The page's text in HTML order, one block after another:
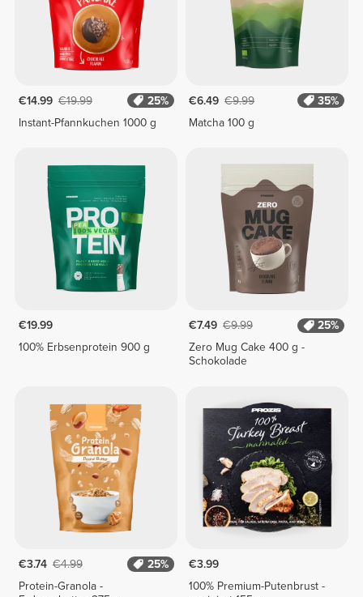
€14.99 €19.99
25%
Instant-Pfannkuchen 1000 g
€6.49 €9.99
35%
Matcha 100 g
€19.99
100% Erbsenprotein 900 g
€7.49 €9.99
25%
Zero Mug Cake 400 g -
Schokolade
€3.74 €4.99
25%
Protein-Granola -
€3.99
100% Premium-Putenbrust -